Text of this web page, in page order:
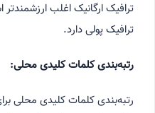
ترافیک ارگانیک اغلب ارزشمندتر
ترافیک پولی دارد.
رتبه‌بندی کلمات کلیدی محلی:
رتبه‌بندی کلمات کلیدی محلی